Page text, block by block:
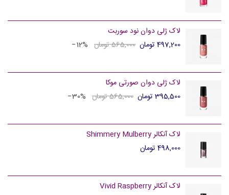
لاک ژلی دوان نود سوربت
497,200 تومان
565,000 تومان ‎−12%
لاک ژلی دوان صورتی موکا
395,500 تومان
565,000 تومان ‎−30%
لاک آنکالر Shimmery Mulberry
498,000 تومان
لاک آنکالر Vivid Raspberry